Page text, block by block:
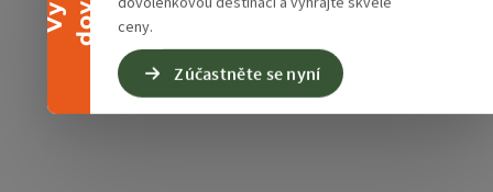
ceny.
Zúčastněte se nyní